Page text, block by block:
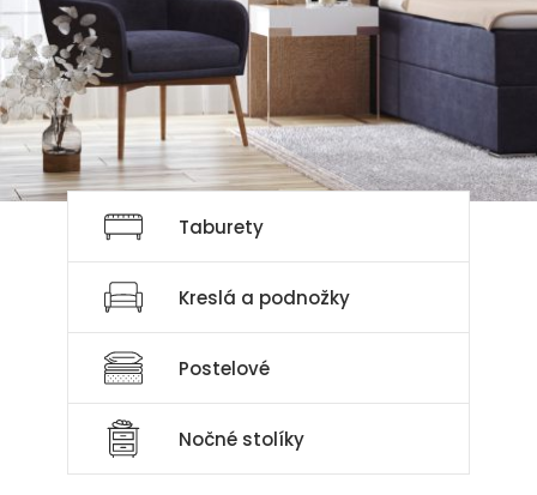
Doplnky do spálne
Nenechajte sa obmedzovať
Taburety
Kreslá a podnožky
Postelové
Nočné stolíky